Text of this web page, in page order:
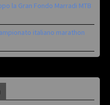
la Gran Fondo Marradi MTB
italiano marathon